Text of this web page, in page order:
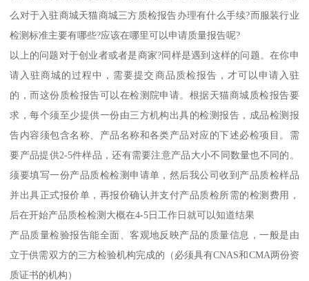
么对于入驻商城天猫商城三方质检报告办理有什么手续?而服装行业
检测标准主要有哪些?应该在哪里可以申请质量报告呢?
以上的问题对于创业者或者是商家?同样是遇到这样的问题。在你申
请入驻商城的过程中，需要提交商品质检报告，才可以申请入驻
的，而这份质检报告可以在检测院申请。根据天猫商城质检报告要
求，每个须至少提供一份由三方机构出具的检测报告，成品检测报
告内容须包含名称、产品名称和各类产品对应的下述必检项目。需
要产品提供2-5件样品，还有需要注意产品大小不同数量也不同的。
须要填写一份产品质检检测申请单，然后我公司收到产品质检样品
并出具正式报价单，再报价确认并支付产品质检所需的检测费用，
后在开始产品质检检测大概在4-5日工作日就可以知道结果
产品质量检验报告能全面、客观地反映产品的质量信息，一般是由
立于供需双方的三方检验机构完成的（必须具有CNAS和CMA两份资
质证书的机构）